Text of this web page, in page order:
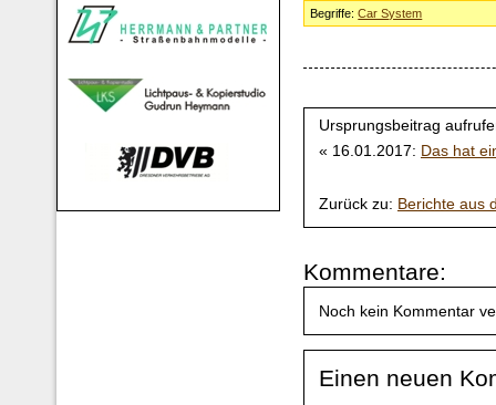
Begriffe:Car System
Ursprungsbeitrag
« 16.01.2017: Das hat
Zurück zu: Berichte aus
Kommentare:
Noch kein Kommentar
Einen neuen